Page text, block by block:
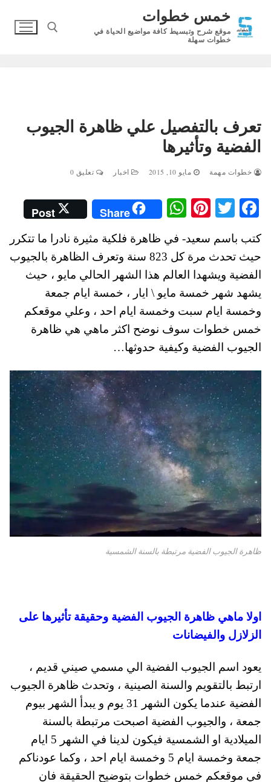
المحتوى
خمس خطوات
موقع شرح وتبسيط كافة مواضيع الحياة في
خطوات سهلة
تعرف بالتفصيل علي ظاهرة الجيوب
الفضية وتأثيرها
خطوات مهمة مايو 10, 2015 اخبار تعليق 0
Fa
ce
bo
ok
T
tte
r
Pi
er
es
t
W
ha
ts
A
pp
Share
Post
كتب باسم سعيد- في ظاهرة فلكية مثيرة نادرا ما تتكرر
حيث تحدث مرة كل 823 سنة وتعرف الظاهرة بالجيوب
الفضية ويشهدا العالم هذا الشهر الحالي مايو ، حيث
يشهد شهر خمسة مايو \ ايار ، خمسة ايام جمعة
وخمسة ايام سبت وخمسة ايام احد ، وعلي موقعكم
خمس خطوات سوف نوضح اكثر ماهي هي ظاهرة
الجيوب الفضية وكيفية حدوثها…
ظاهرة الجيوب الفضية مرتبطة بالسنة الشمسية
اولا ماهي ظاهرة الجيوب الفضية وحقيقة تأثيرها على
الزلازل والفيضانات
يعود اسم الجيوب الفضية الي مسمي صيني قديم ،
ارتبط بالتقويم والسنة الصينية ، وتحدث ظاهرة الجيوب
الفضية عندما يكون الشهر 31 يوم و يبدأ الشهر بيوم
جمعة ، والجيوب الفضية اصبحت مرتبطة بالسنة
الميلادية او الشمسية فيكون لدينا في الشهر 5 ايام
جمعة وخمسة ايام 5 وخمسة ايام احد ، وكما عودناكم
في موقعكم خمس خطوات بتوضيح الحقيقة فان